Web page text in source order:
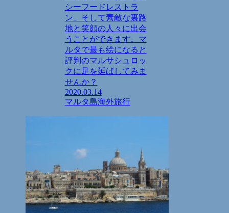
シーフードレストラ
ン、そして素敵な裏路
地と笑顔の人々に出会
うことができます。マ
ルタで最も絵になると
評判のマルサシュロッ
クに足を延ばしてみま
せんか？
2020.03.14
マルタ島海外旅行